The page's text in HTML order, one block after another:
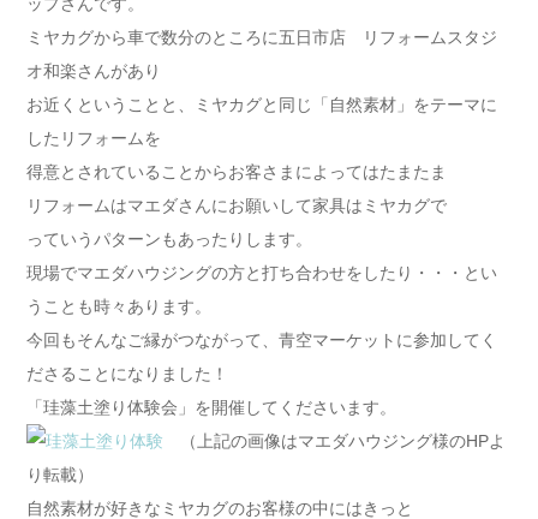
ミヤカグから車で数分のところに五日市店 リフォームスタジ
オ和楽さんがあり
お近くということと、ミヤカグと同じ「自然素材」をテーマに
したリフォームを
得意とされていることからお客さまによってはたまたま
リフォームはマエダさんにお願いして家具はミヤカグで
っていうパターンもあったりします。
現場でマエダハウジングの方と打ち合わせをしたり・・・とい
うことも時々あります。
今回もそんなご縁がつながって、青空マーケットに参加してく
ださることになりました！
「珪藻土塗り体験会」を開催してくださいます。
（上記の画像はマエダハウジング様のHPよ
り転載）
自然素材が好きなミヤカグのお客様の中にはきっと